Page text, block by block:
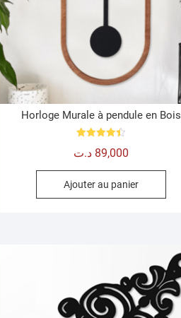
Horloge Murale à pendule en Bois
4.50
89,000 د.ت
Ajouter au panier